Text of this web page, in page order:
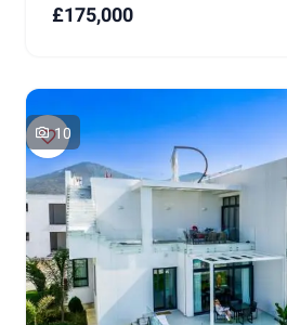
£175,000
10